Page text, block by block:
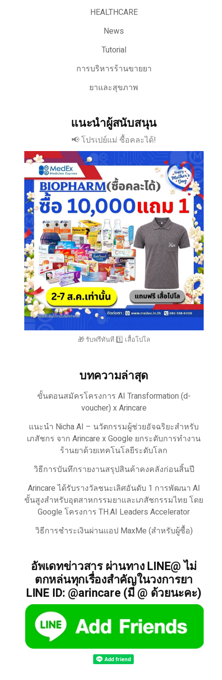
HEALTHCARE
News
Tutorial
การบริหารร้านขายยา
ยาและสุขภาพ
แนะนำผู้สนับสนุน
📢 โปรเปย์แม่ ซื้อคละได้!
🎁 รับฟรีทันที 1️⃣ เสื้อโปโล
บทความล่าสุด
ขั้นตอนสมัครโครงการ AI Transformation (d-
voucher) x Arincare
แนะนำ Nicha AI – นวัตกรรมผู้ช่วยอัจฉริยะสำหรับ
เภสัชกร จาก Arincare x Google ยกระดับการทำงาน
ร้านยาด้วยเทคโนโลยีระดับโลก
วิธีการบันทึกรายงานสรุปสินค้าคงคลังก่อนสิ้นปี
Arincare ได้รับรางวัลชนะเลิศอันดับ 1 การพัฒนา AI
ขั้นสูงสำหรับอุตสาหกรรมยาและเภสัชกรรมไทย โดย
Google โครงการ TH.AI Leaders Accelerator
วิธีการชำระเงินผ่านแอป MaxMe (สำหรับผู้ซื้อ)
อัพเดทข่าวสาร ผ่านทาง LINE@ ไม่
ตกหล่นทุกเรื่องสำคัญในวงการยา
LINE ID: @arincare (มี @ ด้วยนะคะ)